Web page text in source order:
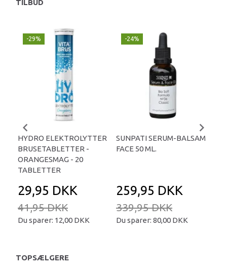
TILBUD
-29%
HYDRO ELEKTROLYTTER
BRUSETABLETTER -
ORANGESMAG - 20
TABLETTER
29,95 DKK
41,95 DKK
Du sparer: 12,00 DKK
-24%
SUNPATI SERUM-BALSAM
FACE 50 ML.
259,95 DKK
339,95 DKK
Du sparer: 80,00 DKK
TOPSÆLGERE